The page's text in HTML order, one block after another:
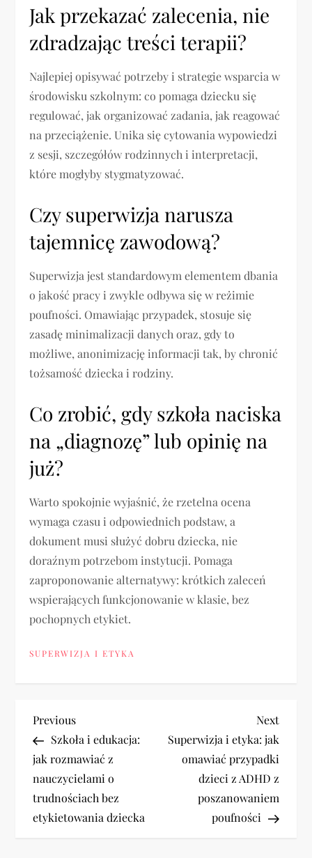
Jak przekazać zalecenia, nie
zdradzając treści terapii?
Najlepiej opisywać potrzeby i strategie wsparcia w
środowisku szkolnym: co pomaga dziecku się
regulować, jak organizować zadania, jak reagować
na przeciążenie. Unika się cytowania wypowiedzi
z sesji, szczegółów rodzinnych i interpretacji,
które mogłyby stygmatyzować.
Czy superwizja narusza
tajemnicę zawodową?
Superwizja jest standardowym elementem dbania
o jakość pracy i zwykle odbywa się w reżimie
poufności. Omawiając przypadek, stosuje się
zasadę minimalizacji danych oraz, gdy to
możliwe, anonimizację informacji tak, by chronić
tożsamość dziecka i rodziny.
Co zrobić, gdy szkoła naciska
na „diagnozę” lub opinię na
już?
Warto spokojnie wyjaśnić, że rzetelna ocena
wymaga czasu i odpowiednich podstaw, a
dokument musi służyć dobru dziecka, nie
doraźnym potrzebom instytucji. Pomaga
zaproponowanie alternatywy: krótkich zaleceń
wspierających funkcjonowanie w klasie, bez
pochopnych etykiet.
SUPERWIZJA I ETYKA
N
a
w
i
Previous
Post
Previous
Szkoła i edukacja:
jak rozmawiać z
nauczycielami o
trudnościach bez
etykietowania dziecka
Next
Post
Next
Superwizja i etyka: jak
omawiać przypadki
dzieci z ADHD z
poszanowaniem
poufności